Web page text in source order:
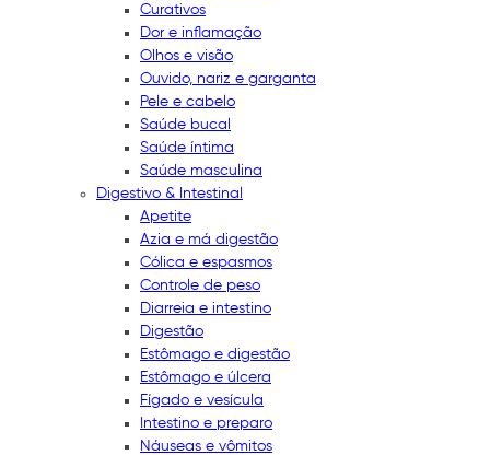
Curativos
Dor e inflamação
Olhos e visão
Ouvido, nariz e garganta
Pele e cabelo
Saúde bucal
Saúde íntima
Saúde masculina
Digestivo & Intestinal
Apetite
Azia e má digestão
Cólica e espasmos
Controle de peso
Diarreia e intestino
Digestão
Estômago e digestão
Estômago e úlcera
Fígado e vesícula
Intestino e preparo
Náuseas e vômitos